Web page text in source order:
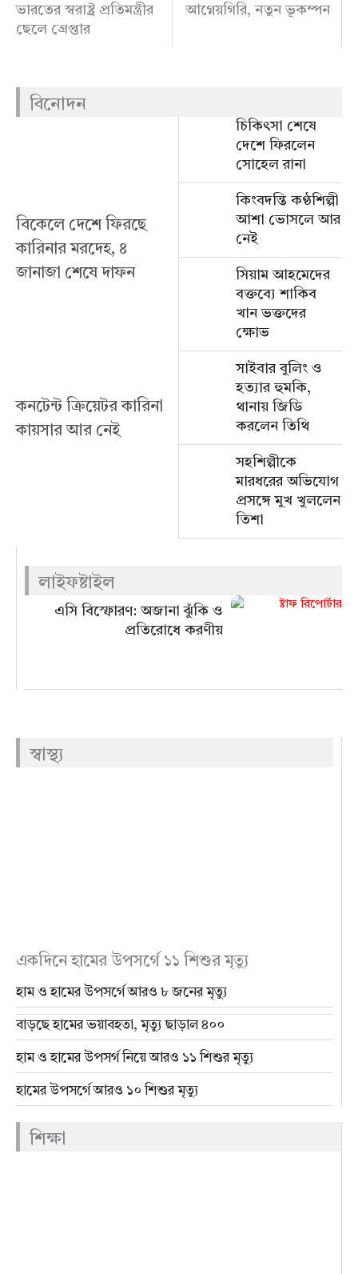
ভারতের স্বরাষ্ট্র প্রতিমন্ত্রীর
ছেলে গ্রেপ্তার
আগ্নেয়গিরি, নতুন ভূকম্পন
বিনোদন
বিকেলে দেশে ফিরছে
কারিনার মরদেহ, ৪
জানাজা শেষে দাফন
কনটেন্ট ক্রিয়েটর কারিনা
কায়সার আর নেই
চিকিৎসা শেষে
দেশে ফিরলেন
সোহেল রানা
কিংবদন্তি কণ্ঠশিল্পী
আশা ভোসলে আর
নেই
সিয়াম আহমেদের
বক্তব্যে শাকিব
খান ভক্তদের
ক্ষোভ
সাইবার বুলিং ও
হত্যার হুমকি,
থানায় জিডি
করলেন তিথি
সহশিল্পীকে
মারধরের অভিযোগ
প্রসঙ্গে মুখ খুললেন
তিশা
লাইফষ্টাইল
এসি বিস্ফোরণ: অজানা ঝুঁকি ও
প্রতিরোধে করণীয়
স্বাস্থ্য
একদিনে হামের উপসর্গে ১১ শিশুর মৃত্যু
হাম ও হামের উপসর্গে আরও ৮ জনের মৃত্যু
বাড়ছে হামের ভয়াবহতা, মৃত্যু ছাড়াল ৪০০
হাম ও হামের উপসর্গ নিয়ে আরও ১১ শিশুর মৃত্যু
হামের উপসর্গে আরও ১০ শিশুর মৃত্যু
শিক্ষা